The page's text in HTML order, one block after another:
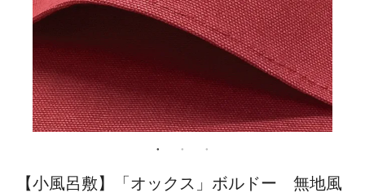
【小風呂敷】「オックス」ボルドー 無地風